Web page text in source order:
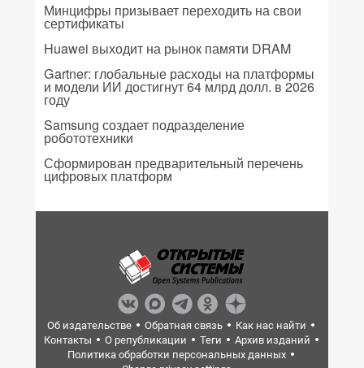
Минцифры призывает переходить на свои
сертификаты
Huawei выходит на рынок памяти DRAM
Gartner: глобальные расходы на платформы
и модели ИИ достигнут 64 млрд долл. в 2026
году
Samsung создает подразделение
робототехники
Сформирован предварительный перечень
цифровых платформ
Об издательстве Обратная связь
Как нас найти
Контакты
О републикации Теги
Архив изданий
Политика обработки персональных данных